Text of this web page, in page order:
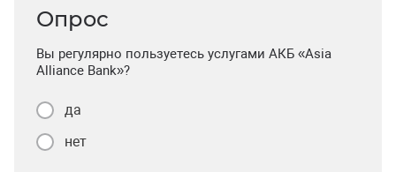
Опрос
Вы регулярно пользуетесь услугами АКБ «Asia
Alliance Bank»?
да
нет